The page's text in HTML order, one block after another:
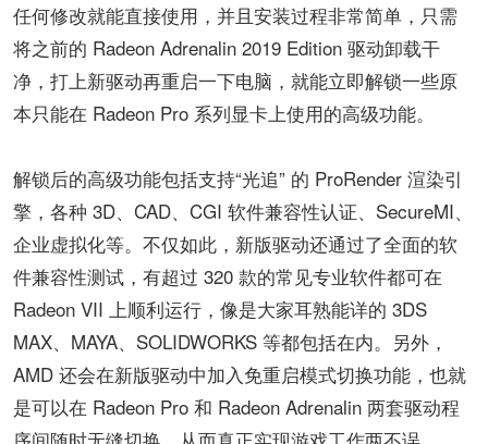
任何修改就能直接使用，并且安装过程非常简单，只需
将之前的 Radeon Adrenalin 2019 Edition 驱动卸载干
净，打上新驱动再重启一下电脑，就能立即解锁一些原
本只能在 Radeon Pro 系列显卡上使用的高级功能。
解锁后的高级功能包括支持“光追” 的 ProRender 渲染引
擎，各种 3D、CAD、CGI 软件兼容性认证、SecureMI、
企业虚拟化等。不仅如此，新版驱动还通过了全面的软
件兼容性测试，有超过 320 款的常见专业软件都可在
Radeon VII 上顺利运行，像是大家耳熟能详的 3DS
MAX、MAYA、SOLIDWORKS 等都包括在内。另外，
AMD 还会在新版驱动中加入免重启模式切换功能，也就
是可以在 Radeon Pro 和 Radeon Adrenalin 两套驱动程